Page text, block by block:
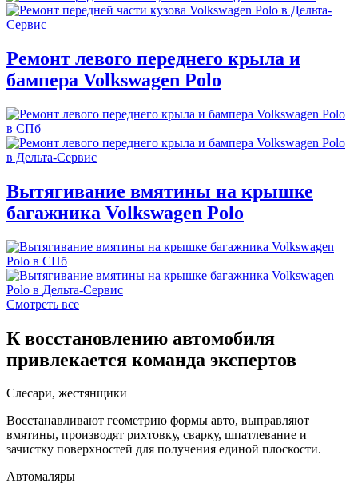
Ремонт левого переднего крыла и
бампера Volkswagen Polo
Вытягивание вмятины на крышке
багажника Volkswagen Polo
Смотреть все
К восстановлению автомобиля
привлекается команда экспертов
Слесари, жестянщики
Восстанавливают геометрию формы авто, выправляют
вмятины, производят рихтовку, сварку, шпатлевание и
зачистку поверхностей для получения единой плоскости.
Автомаляры